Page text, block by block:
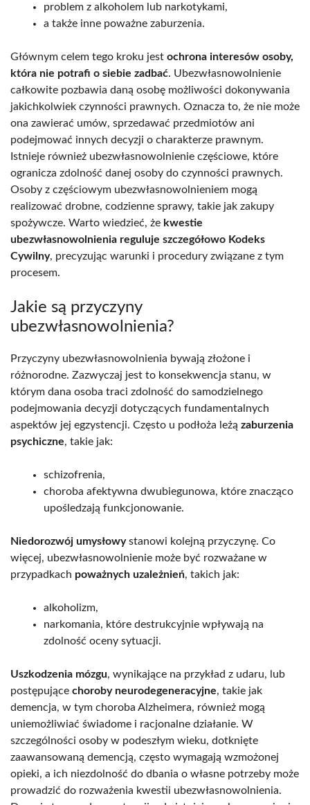
problem z alkoholem lub narkotykami,
a także inne poważne zaburzenia.
Głównym celem tego kroku jest ochrona interesów osoby,
która nie potrafi o siebie zadbać. Ubezwłasnowolnienie
całkowite pozbawia daną osobę możliwości dokonywania
jakichkolwiek czynności prawnych. Oznacza to, że nie może
ona zawierać umów, sprzedawać przedmiotów ani
podejmować innych decyzji o charakterze prawnym.
Istnieje również ubezwłasnowolnienie częściowe, które
ogranicza zdolność danej osoby do czynności prawnych.
Osoby z częściowym ubezwłasnowolnieniem mogą
realizować drobne, codzienne sprawy, takie jak zakupy
spożywcze. Warto wiedzieć, że kwestie
ubezwłasnowolnienia reguluje szczegółowo Kodeks
Cywilny, precyzując warunki i procedury związane z tym
procesem.
Jakie są przyczyny
ubezwłasnowolnienia?
Przyczyny ubezwłasnowolnienia bywają złożone i
różnorodne. Zazwyczaj jest to konsekwencja stanu, w
którym dana osoba traci zdolność do samodzielnego
podejmowania decyzji dotyczących fundamentalnych
aspektów jej egzystencji. Często u podłoża leżą zaburzenia
psychiczne, takie jak:
schizofrenia,
choroba afektywna dwubiegunowa, które znacząco
upośledzają funkcjonowanie.
Niedorozwój umysłowystanowi kolejną przyczynę. Co
więcej, ubezwłasnowolnienie może być rozważane w
przypadkach poważnych uzależnień, takich jak:
alkoholizm,
narkomania, które destrukcyjnie wpływają na
zdolność oceny sytuacji.
Uszkodzenia mózgu, wynikające na przykład z udaru, lub
postępujące choroby neurodegeneracyjne, takie jak
demencja, w tym choroba Alzheimera, również mogą
uniemożliwiać świadome i racjonalne działanie. W
szczególności osoby w podeszłym wieku, dotknięte
zaawansowaną demencją, często wymagają wzmożonej
opieki, a ich niezdolność do dbania o własne potrzeby może
prowadzić do rozważenia kwestii ubezwłasnowolnienia.